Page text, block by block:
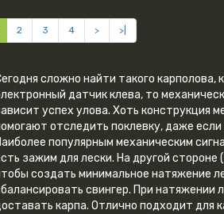
2 3 4 > >|
сложно найти такого
датчик клева, то
успех улова. Хоть конструкция
отследить поклевку, даже
популярным механическим
зажим для лески. На другой стороне
создать минимальное натяжение
свингер. При натяжении
карпа. Отлично подходит для